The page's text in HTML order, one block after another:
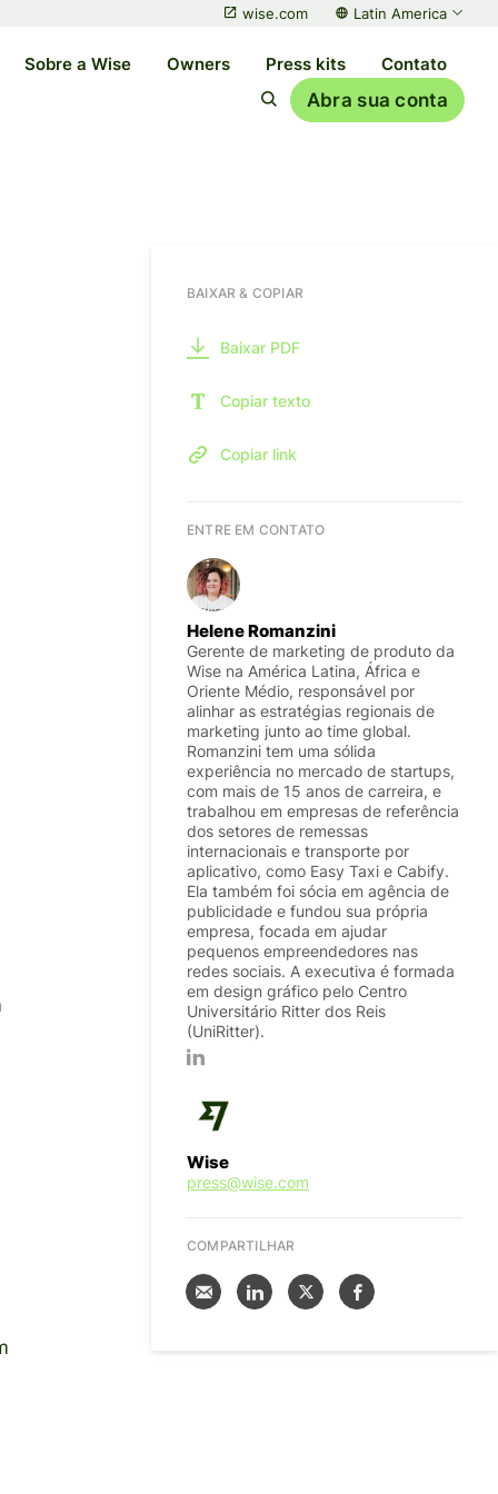
wise.com Latin America
Sobre a Wise Owners Press kits Contato
Abra sua conta
BAIXAR & COPIAR
Baixar PDF
Copiar texto
Copiar link
ENTRE EM CONTATO
Helene Romanzini
Gerente de marketing de produto da
Wise na América Latina, África e
Oriente Médio, responsável por
alinhar as estratégias regionais de
marketing junto ao time global.
Romanzini tem uma sólida
experiência no mercado de startups,
com mais de 15 anos de carreira, e
trabalhou em empresas de referência
dos setores de remessas
internacionais e transporte por
aplicativo, como Easy Taxi e Cabify.
Ela também foi sócia em agência de
publicidade e fundou sua própria
empresa, focada em ajudar
pequenos empreendedores nas
redes sociais. A executiva é formada
em design gráfico pelo Centro
Universitário Ritter dos Reis
(UniRitter).
Wise
press@wise.com
COMPARTILHAR